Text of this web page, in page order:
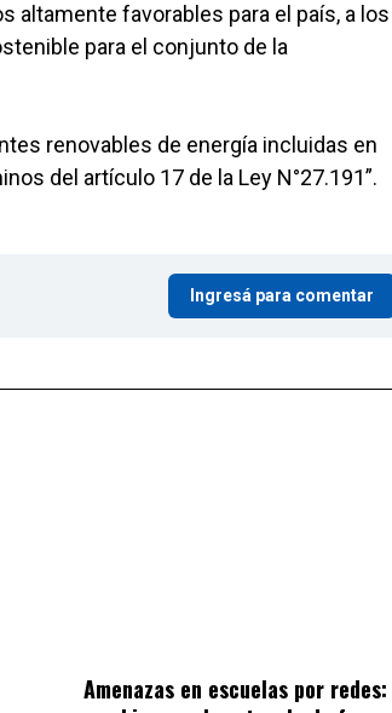
altamente favorables para el país, a los
para el conjunto de la
renovables de energía incluidas en
del artículo 17 de la Ley N°27.191”.
Ingresá para comentar
Amenazas en escuelas por redes: